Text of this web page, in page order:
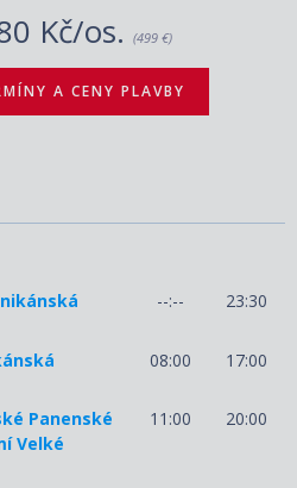
Kč/os. (499 €)
A CENY PLAVBY
--:-- 23:30
08:00 17:00
Panenské
Velké
11:00 20:00